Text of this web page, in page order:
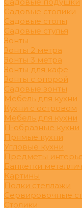
Садовые столики
Садовые столы
Садовые стулья
Зонты
Зонты 2 метра
Зонты 3 метра
Зонты для кафе
Зонты с опорой
Садовые зонты
Мебель для кухни
Кухни с островом
Мебель для кухни
П-образные кухни
Прямые кухни
Угловые кухни
Предметы
Банкетки
Картины
Полки стеллажи
Сервировочные
Столики